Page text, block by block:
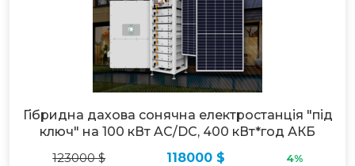
Гібридна дахова сонячна електростанція "під
ключ" на 100 кВт AC/DC, 400 кВт*год АКБ
123000 $
118000 $ 4%